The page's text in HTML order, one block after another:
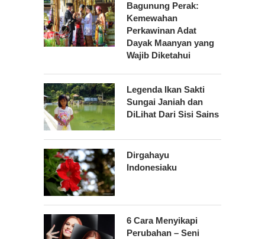
Bagunung Perak:
Kemewahan
Perkawinan Adat
Dayak Maanyan yang
Wajib Diketahui
Legenda Ikan Sakti
Sungai Janiah dan
DiLihat Dari Sisi Sains
Dirgahayu
Indonesiaku
6 Cara Menyikapi
Perubahan – Seni